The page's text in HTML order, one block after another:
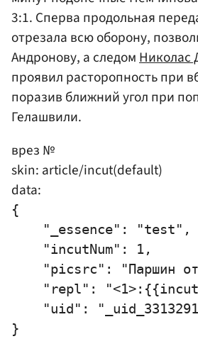
3:1. Сперва продольная
отрезала всю оборону,
Андронову, а следомНиколас
проявил расторопность при
поразив ближний угол при
Гелашвили.
врез №
skin: article/incut(default)
data:
{
    "_essence": "test",
    "incutNum": 1,
"picsrc": "Паршин
"repl":
"uid":